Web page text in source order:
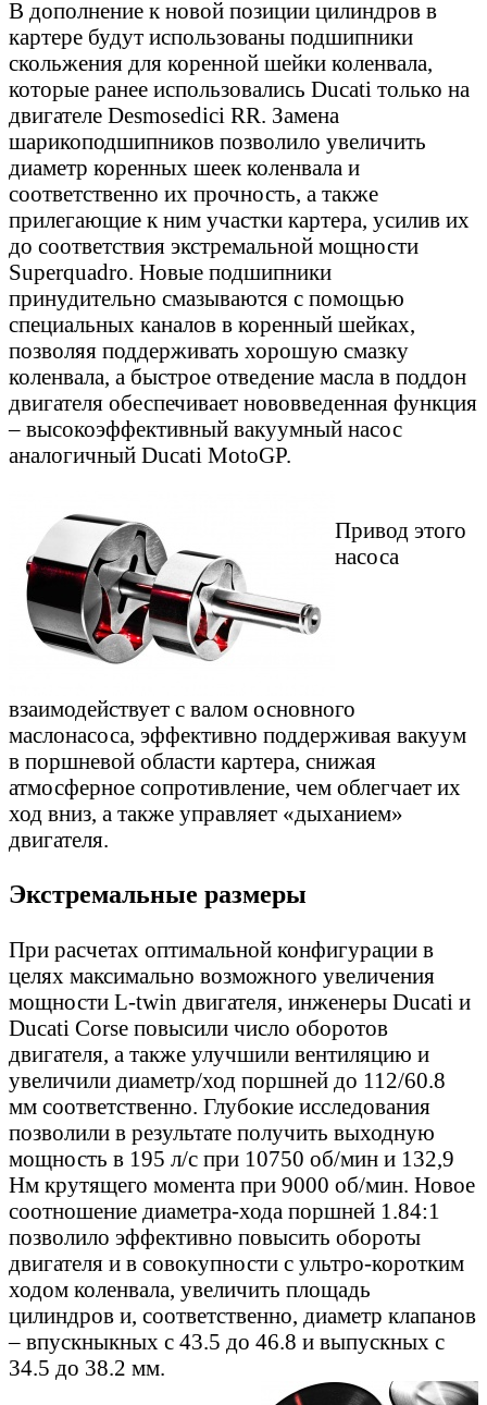
В дополнение к новой позиции цилиндров в
картере будут использованы подшипники
скольжения для коренной шейки коленвала,
которые ранее использовались Ducati только на
двигателе Desmosedici RR. Замена
шарикоподшипников позволило увеличить
диаметр коренных шеек коленвала и
соответственно их прочность, а также
прилегающие к ним участки картера, усилив их
до соответствия экстремальной мощности
Superquadro. Новые подшипники
принудительно смазываются с помощью
специальных каналов в коренный шейках,
позволяя поддерживать хорошую смазку
коленвала, а быстрое отведение масла в поддон
двигателя обеспечивает нововведенная функция
– высокоэффективный вакуумный насос
аналогичный Ducati MotoGP.
Привод этого
насоса
взаимодействует с валом основного
маслонасоса, эффективно поддерживая вакуум
в поршневой области картера, снижая
атмосферное сопротивление, чем облегчает их
ход вниз, а также управляет «дыханием»
двигателя.
Экстремальные размеры
При расчетах оптимальной конфигурации в
целях максимально возможного увеличения
мощности L-twin двигателя, инженеры Ducati и
Ducati Corse повысили число оборотов
двигателя, а также улучшили вентиляцию и
увеличили диаметр/ход поршней до 112/60.8
мм соответственно. Глубокие исследования
позволили в результате получить выходную
мощность в 195 л/с при 10750 об/мин и 132,9
Нм крутящего момента при 9000 об/мин. Новое
соотношение диаметра-хода поршней 1.84:1
позволило эффективно повысить обороты
двигателя и в совокупности с ультро-коротким
ходом коленвала, увеличить площадь
цилиндров и, соответственно, диаметр клапанов
– впускныкных с 43.5 до 46.8 и выпускных с
34.5 до 38.2 мм.